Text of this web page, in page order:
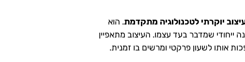
יוקרתי לטכנולוגיה מתקדמת. הוא
שמדבר בעד עצמו. העיצוב מתאפיין
אותו לשעון פרקטי ומרשים בו זמנית.